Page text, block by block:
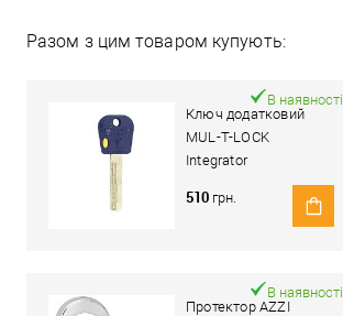
Разом з цим товаром купують:
Ключ додатковий
MUL-T-LOCK
Integrator
В наявності
510 грн.
Протектор AZZI
В наявності